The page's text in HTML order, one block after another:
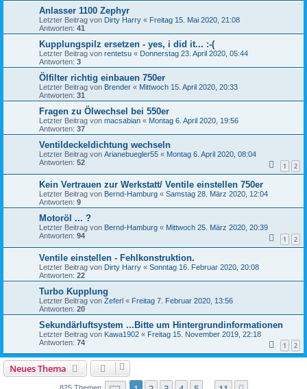
Anlasser 1100 Zephyr
Letzter Beitrag von Dirty Harry « Freitag 15. Mai 2020, 21:08
Antworten: 41
Kupplungspilz ersetzen - yes, i did it... :-(
Letzter Beitrag von rentetsu « Donnerstag 23. April 2020, 05:44
Antworten: 3
Ölfilter richtig einbauen 750er
Letzter Beitrag von Brender « Mittwoch 15. April 2020, 20:33
Antworten: 31
Fragen zu Ölwechsel bei 550er
Letzter Beitrag von macsabian « Montag 6. April 2020, 19:56
Antworten: 37
Ventildeckeldichtung wechseln
Letzter Beitrag von Arianebuegler55 « Montag 6. April 2020, 08:04
Antworten: 52 1 2
Kein Vertrauen zur Werkstatt/ Ventile einstellen 750er
Letzter Beitrag von Bernd-Hamburg « Samstag 28. März 2020, 12:04
Antworten: 9
Motoröl ... ?
Letzter Beitrag von Bernd-Hamburg « Mittwoch 25. März 2020, 20:39
Antworten: 94 1 2
Ventile einstellen - Fehlkonstruktion.
Letzter Beitrag von Dirty Harry « Sonntag 16. Februar 2020, 20:08
Antworten: 22
Turbo Kupplung
Letzter Beitrag von Zeferl « Freitag 7. Februar 2020, 13:56
Antworten: 20
Sekundärluftsystem ...Bitte um Hintergrundinformationen
Letzter Beitrag von Kawa1902 « Freitag 15. November 2019, 22:18
Antworten: 74 1 2
Neues Thema